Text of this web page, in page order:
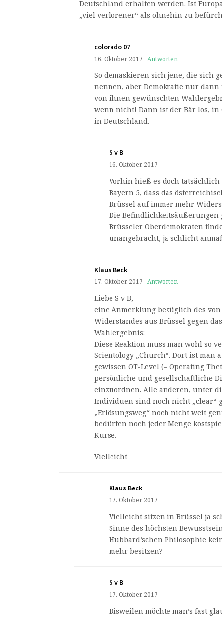
Deutschland erhalten werden. Ist
„viel verlorener“ als ohnehin zu
colorado 07
16. Oktober 2017 Antworten
So demaskieren sich jene, die sich
nennen, aber Demokratie nur dann
von ihnen gewünschten
wenn nicht! Dann ist der Bär los, in
in Deutschland.
S v B
16. Oktober 2017
Vorhin hieß es doch
Bayern 5, dass das
Brüssel auf immer mehr
Die Befindlichkeitsäußerungen
Brüsseler Oberdemokraten
unangebracht, ja schlicht
Klaus Beck
17. Oktober 2017 Antworten
Liebe S v B,
eine Anmerklung bezüglich des
Widerstandes aus Brüssel gegen
Wahlergebnis:
Diese Reaktion muss man wohl so
Scientology „Church“. Dort ist man
gewissen OT-Level (= Operating
persönliche und gesellschaftliche
einzuordnen. Alle anderen, unter
Individuen sind noch nicht „clear“
„Erlösungsweg“ noch nicht weit
bedürfen noch jeder Menge
Kurse.
Vielleicht
Klaus Beck
17. Oktober 2017
Vielleicht sitzen in Brüssel ja
Sinne des höchsten
Hubbard’schen Philosophie
mehr besitzen?
S v B
17. Oktober 2017
Bisweilen möchte man’s fast